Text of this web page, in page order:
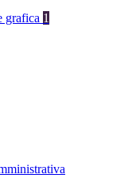
grafica 1